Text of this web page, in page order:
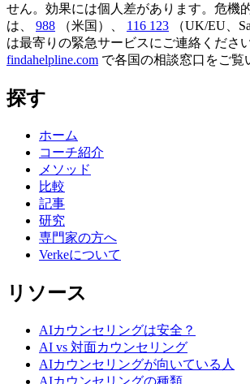
せん。効果には個人差があります。危機
は、
988 （米国）、 116 123 （UK/EU、
は最寄りの緊急サービスにご連絡ください
findahelpline.com で各国の相談窓口をご覧
探す
ホーム
コーチ紹介
メソッド
比較
記事
研究
専門家の方へ
Verkeについて
リソース
AIカウンセリングは安全？
AI vs 対面カウンセリング
AIカウンセリングが向いている人
AIカウンセリングの種類